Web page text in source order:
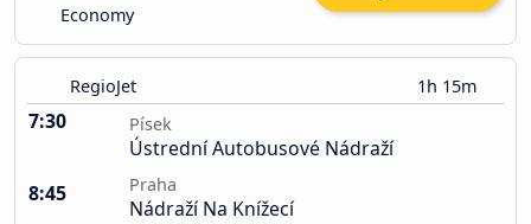
Economy
RegioJet 1h 15m
7:30 Písek
Ústrední Autobusové Nádraží
8:45
Praha
Nádraží Na Knížecí